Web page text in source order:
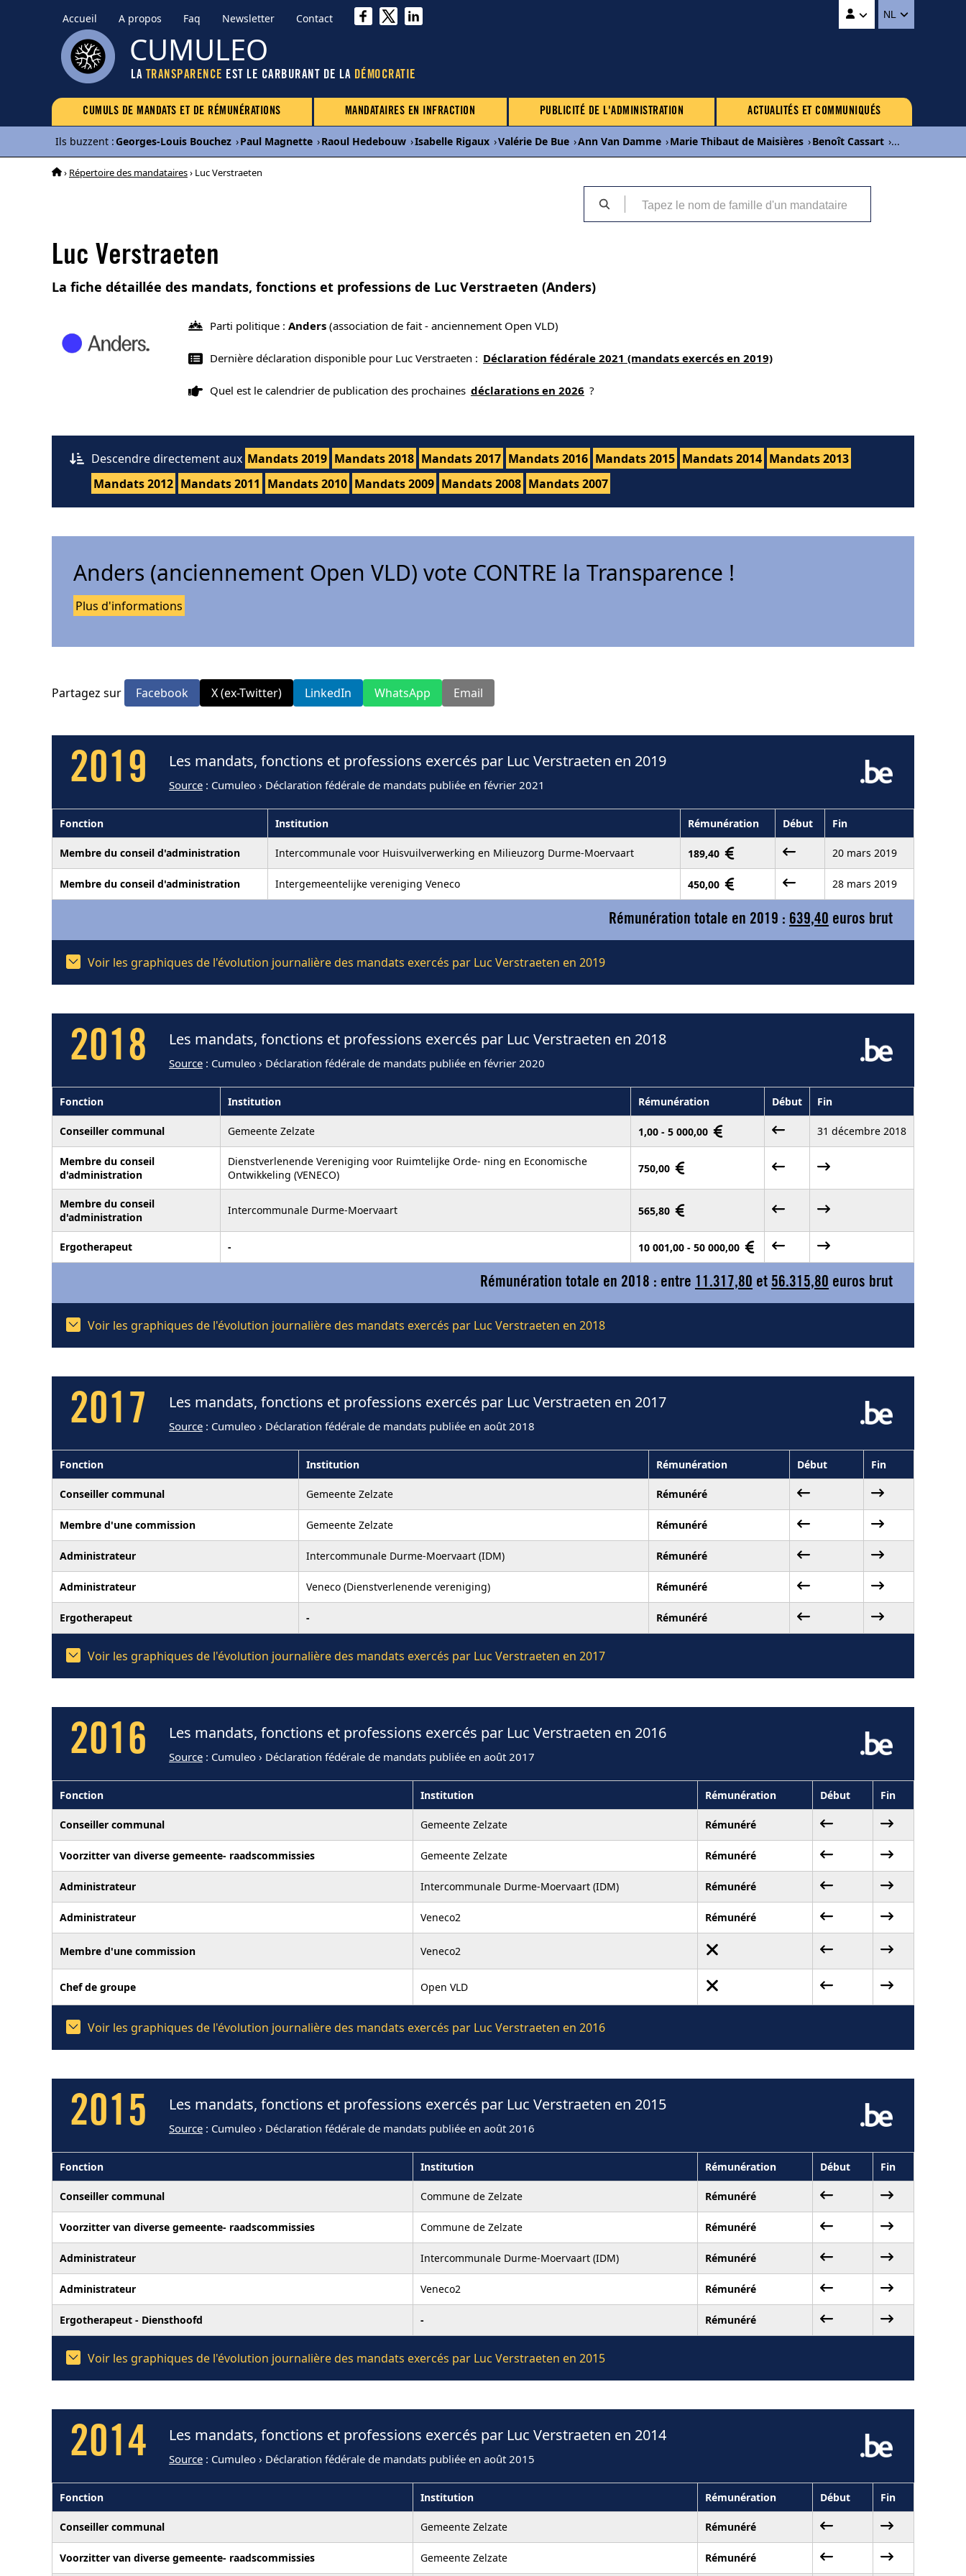
Accueil A propos Faq Newsletter Contact NL
CUMULEO
LA TRANSPARENCE EST LE CARBURANT DE LA DÉMOCRATIE
CUMULS DE MANDATS ET DE RÉMUNÉRATIONS MANDATAIRES EN INFRACTION PUBLICITÉ DE L'ADMINISTRATION ACTUALITÉS ET COMMUNIQUÉS
Ils buzzent :Georges-Louis Bouchez ›Paul Magnette ›Raoul Hedebouw ›Isabelle Rigaux ›Valérie De Bue ›Ann Van Damme ›Marie Thibaut de Maisières ›Benoît Cassart ›...
› Répertoire des mandataires› Luc Verstraeten
Luc Verstraeten
La fiche détaillée des mandats, fonctions et professions de Luc Verstraeten (Anders)
Parti politique : Anders (association de fait - anciennement Open VLD)
Dernière déclaration disponible pour Luc Verstraeten : Déclaration fédérale 2021 (mandats exercés en 2019)
Quel est le calendrier de publication des prochaines déclarations en 2026 ?
Descendre directement aux Mandats 2019 Mandats 2018 Mandats 2017 Mandats 2016 Mandats 2015 Mandats 2014 Mandats 2013
Mandats 2012 Mandats 2011 Mandats 2010 Mandats 2009 Mandats 2008 Mandats 2007
Anders (anciennement Open VLD) vote CONTRE la Transparence !
Plus d'informations
Partagez sur Facebook X (ex-Twitter) LinkedIn WhatsApp Email
2019 Les mandats, fonctions et professions exercés par Luc Verstraeten en 2019
Source : Cumuleo › Déclaration fédérale de mandats publiée en février 2021
Fonction Institution Rémunération Début Fin
Membre du conseil d'administration Intercommunale voor Huisvuilverwerking en Milieuzorg Durme-Moervaart 189,40 20 mars 2019
Membre du conseil d'administration Intergemeentelijke vereniging Veneco 450,00 28 mars 2019
Rémunération totale en 2019 : 639,40 euros brut
Voir les graphiques de l'évolution journalière des mandats exercés par Luc Verstraeten en 2019
2018 Les mandats, fonctions et professions exercés par Luc Verstraeten en 2018
Source : Cumuleo › Déclaration fédérale de mandats publiée en février 2020
Fonction Institution Rémunération Début Fin
Conseiller communal Gemeente Zelzate 1,00 - 5 000,00 31 décembre 2018
Membre du conseil
d'administration
Dienstverlenende Vereniging voor Ruimtelijke Orde- ning en Economische
Ontwikkeling (VENECO)
750,00
Membre du conseil
d'administration
Intercommunale Durme-Moervaart 565,80
Ergotherapeut - 10 001,00 - 50 000,00
Rémunération totale en 2018 : entre 11.317,80 et 56.315,80 euros brut
Voir les graphiques de l'évolution journalière des mandats exercés par Luc Verstraeten en 2018
2017 Les mandats, fonctions et professions exercés par Luc Verstraeten en 2017
Source : Cumuleo › Déclaration fédérale de mandats publiée en août 2018
Fonction Institution Rémunération Début Fin
Conseiller communal Gemeente Zelzate Rémunéré
Membre d'une commission Gemeente Zelzate Rémunéré
Administrateur Intercommunale Durme-Moervaart (IDM) Rémunéré
Administrateur Veneco (Dienstverlenende vereniging) Rémunéré
Ergotherapeut - Rémunéré
Voir les graphiques de l'évolution journalière des mandats exercés par Luc Verstraeten en 2017
2016 Les mandats, fonctions et professions exercés par Luc Verstraeten en 2016
Source : Cumuleo › Déclaration fédérale de mandats publiée en août 2017
Fonction Institution Rémunération Début Fin
Conseiller communal Gemeente Zelzate Rémunéré
Voorzitter van diverse gemeente- raadscommissies Gemeente Zelzate Rémunéré
Administrateur Intercommunale Durme-Moervaart (IDM) Rémunéré
Administrateur Veneco2 Rémunéré
Membre d'une commission Veneco2
Chef de groupe Open VLD
Voir les graphiques de l'évolution journalière des mandats exercés par Luc Verstraeten en 2016
2015 Les mandats, fonctions et professions exercés par Luc Verstraeten en 2015
Source : Cumuleo › Déclaration fédérale de mandats publiée en août 2016
Fonction Institution Rémunération Début Fin
Conseiller communal Commune de Zelzate Rémunéré
Voorzitter van diverse gemeente- raadscommissies Commune de Zelzate Rémunéré
Administrateur Intercommunale Durme-Moervaart (IDM) Rémunéré
Administrateur Veneco2 Rémunéré
Ergotherapeut - Diensthoofd - Rémunéré
Voir les graphiques de l'évolution journalière des mandats exercés par Luc Verstraeten en 2015
2014 Les mandats, fonctions et professions exercés par Luc Verstraeten en 2014
Source : Cumuleo › Déclaration fédérale de mandats publiée en août 2015
Fonction Institution Rémunération Début Fin
Conseiller communal Gemeente Zelzate Rémunéré
Voorzitter van diverse gemeente- raadscommissies Gemeente Zelzate Rémunéré